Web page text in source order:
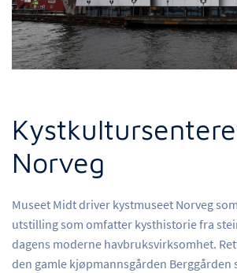
Norveg
Museet Midt driver kystmuseet Norveg
utstilling som omfatter kysthistorie fra
dagens moderne havbruksvirksomhet.
den gamle kjøpmannsgården Berggården